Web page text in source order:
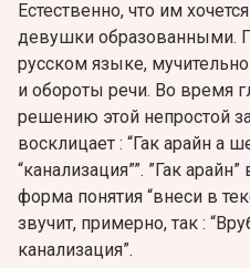
Естественно, что им
девушки образованными.
русском языке,
и обороты речи. Во время
решению этой непростой
восклицает : “Гак арайн а
“канализация””. ”Гак
форма понятия “внеси в
звучит, примерно, так :
канализация”.